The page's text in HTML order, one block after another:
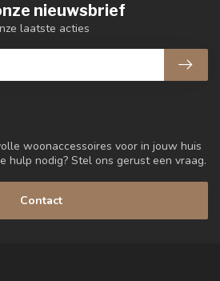
woonaccessoires voor in jouw huis
hulp nodig? Stel ons gerust een vraag.
Contact
nieuwsbrief
laatste acties